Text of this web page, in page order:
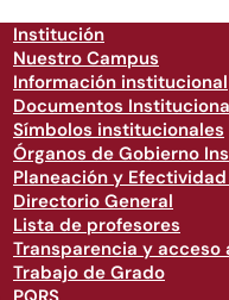
Institución
Nuestro Campus
Información institucional
Documentos
Símbolos institucionales
Órganos de Gobierno
Planeación y
Directorio General
Lista de profesores
Transparencia y
Trabajo de Grado